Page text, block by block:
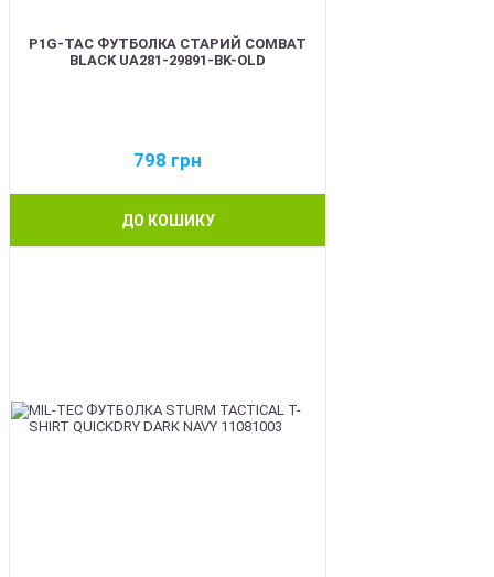
P1G-TAC ФУТБОЛКА СТАРИЙ COMBAT
BLACK UA281-29891-BK-OLD
798 грн
ДО КОШИКУ